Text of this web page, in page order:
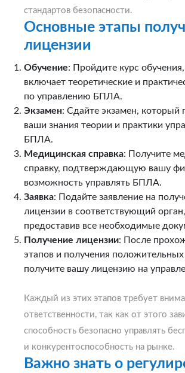
стандартов безопасности.
Основные этапы
лицензии
Обучение: Пройдите курс
включает теоретические и
по управлению БПЛА.
Экзамен: Сдайте экзамен, который
ваши знания теории и практики
БПЛА.
Медицинская справка: Получите
справку, подтверждающую вашу
возможность управлять БПЛА.
Заявка: Подайте заявление на
лицензии в соответствующий орган,
предоставив все необходимые
Получение лицензии: После
этапов и получения положительных
получите вашу лицензию на
Каждый из этих этапов требует
ответственности, так как от этого
способность безопасно управлять
и конкурентоспособность на рынке.
Важно знать о